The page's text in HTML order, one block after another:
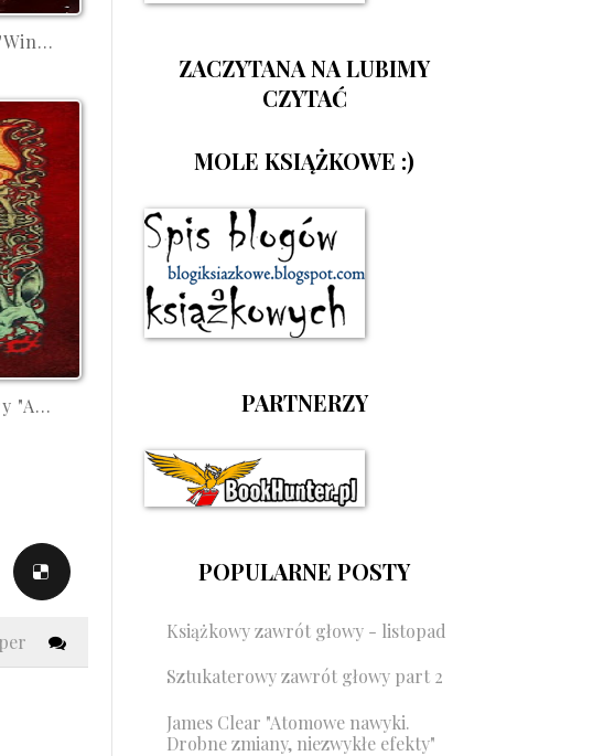
"A...
ZACZYTANA NA LUBIMY
CZYTAĆ
MOLE KSIĄŻKOWE :)
PARTNERZY
POPULARNE POSTY
Książkowy zawrót głowy - listopad
Sztukaterowy zawrót głowy part 2
James Clear "Atomowe nawyki.
Drobne zmiany, niezwykłe efekty"